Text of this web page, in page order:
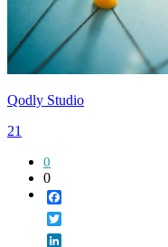
Qodly Studio
21
0
0